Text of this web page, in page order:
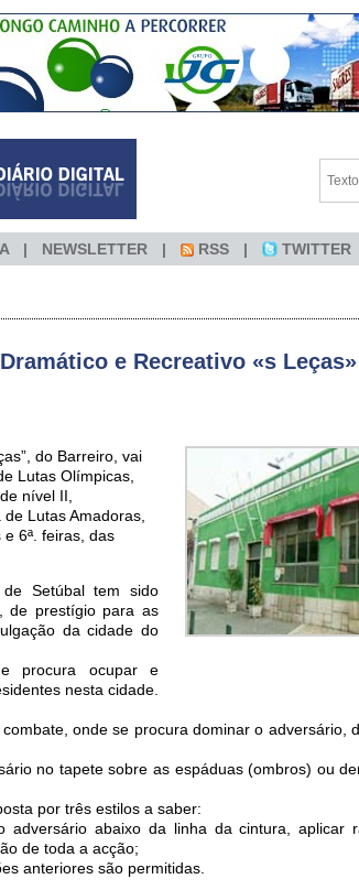
NEWSLETTER RSS TWITTER
e Recreativo «s
do Barreiro, vai
Lutas Olímpicas,
nível II,
Lutas Amadoras,
6ª. feiras, das
Setúbal tem sido
de prestígio para as
da cidade do
procura ocupar e
nesta cidade.
onde se procura dominar o adversário,
no tapete sobre as espáduas (ombros) ou
por três estilos a saber:
adversário abaixo da linha da cintura, aplicar
de toda a acção;
anteriores são permitidas.